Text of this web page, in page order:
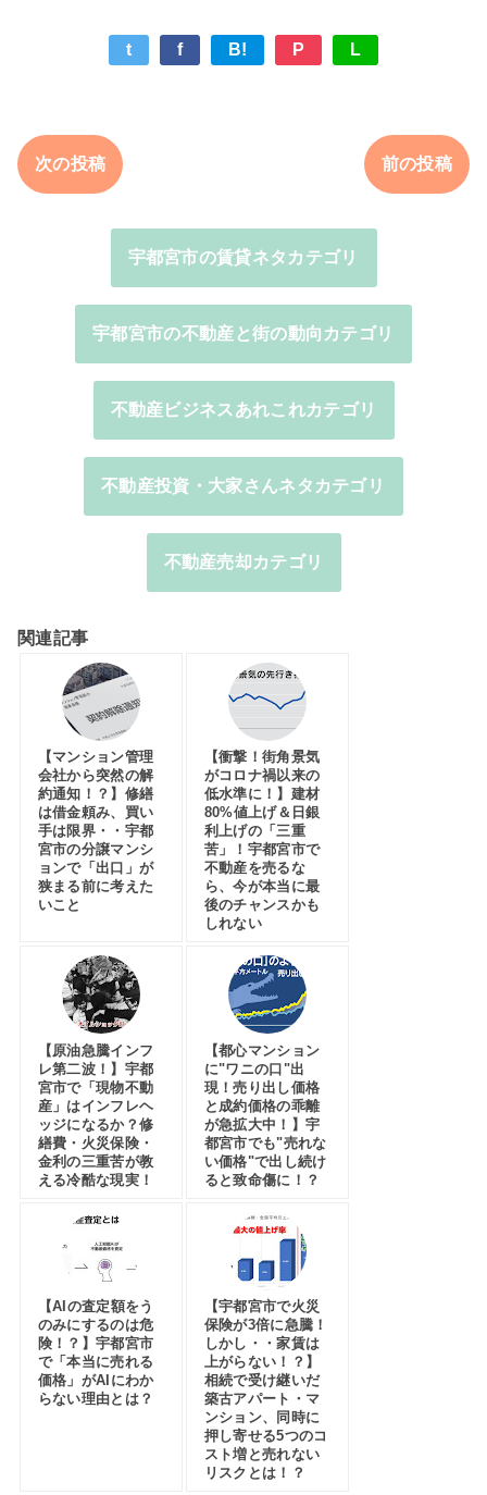
t f B! P L
次の投稿 前の投稿
宇都宮市の賃貸ネタカテゴリ
宇都宮市の不動産と街の動向カテゴリ
不動産ビジネスあれこれカテゴリ
不動産投資・大家さんネタカテゴリ
不動産売却カテゴリ
関連記事
【マンション管理
会社から突然の解
約通知！？】修繕
は借金頼み、買い
手は限界・・宇都
宮市の分譲マンシ
ョンで「出口」が
狭まる前に考えた
いこと
【衝撃！街角景気
がコロナ禍以来の
低水準に！】建材
80%値上げ＆日銀
利上げの「三重
苦」！宇都宮市で
不動産を売るな
ら、今が本当に最
後のチャンスかも
しれない
【原油急騰インフ
レ第二波！】宇都
宮市で「現物不動
産」はインフレヘ
ッジになるか？修
繕費・火災保険・
金利の三重苦が教
える冷酷な現実！
【都心マンション
に"ワニの口"出
現！売り出し価格
と成約価格の乖離
が急拡大中！】宇
都宮市でも"売れな
い価格"で出し続け
ると致命傷に！？
【AIの査定額をう
のみにするのは危
険！？】宇都宮市
で「本当に売れる
価格」がAIにわか
らない理由とは？
【宇都宮市で火災
保険が3倍に急騰！
しかし・・家賃は
上がらない！？】
相続で受け継いだ
築古アパート・マ
ンション、同時に
押し寄せる5つのコ
スト増と売れない
リスクとは！？